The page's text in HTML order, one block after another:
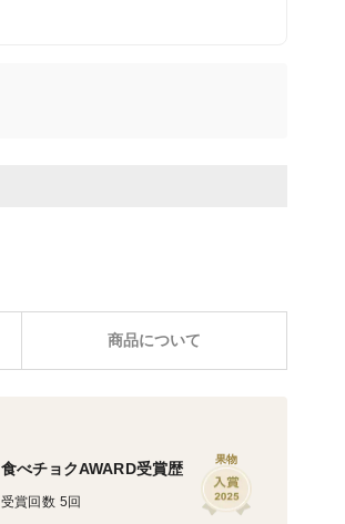
商品について
食べチョクAWARD受賞歴
受賞回数 5回
果物